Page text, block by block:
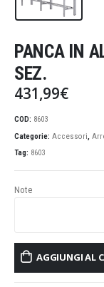
PANCA IN
SEZ.
431,99€
COD: 8603
Categorie: Accessori,
Tag: 8603
Note
AGGIUNGI AL